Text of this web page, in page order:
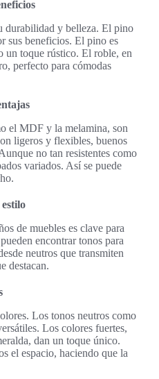
durabilidad y belleza. El pino
sus beneficios. El pino es
un toque rústico. El roble, en
perfecto para cómodas
el MDF y la melamina, son
ligeros y flexibles, buenos
no tan resistentes como
variados. Así se puede
de muebles es clave para
encontrar tonos para
neutros que transmiten
destacan.
Los tonos neutros como
Los colores fuertes,
dan un toque único.
el espacio, haciendo que la